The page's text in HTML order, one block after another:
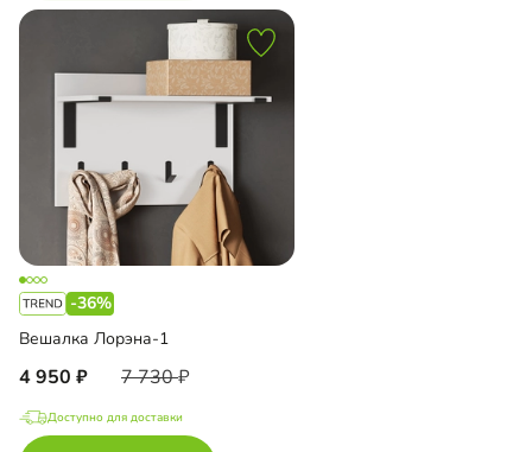
-36%
Вешалка Лорэна-1
4 950 7 730
Доступно для доставки